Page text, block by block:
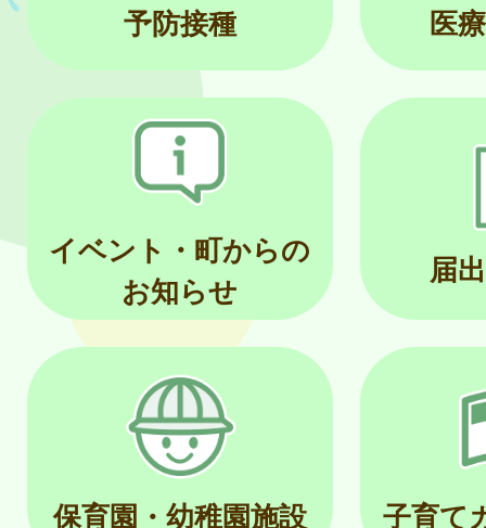
予防接種 医
イベント・町からの
お知らせ
届
保育園・幼稚園施設 子育て